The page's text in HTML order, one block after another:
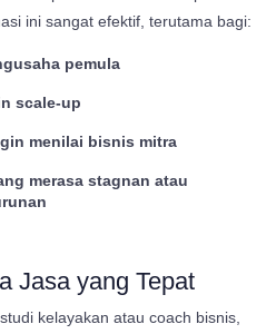
ini sangat efektif, terutama bagi:
pemula
scale-up
menilai bisnis mitra
merasa stagnan atau
Jasa yang Tepat
kelayakan atau coach bisnis,